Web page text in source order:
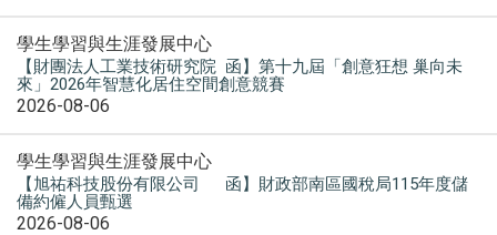
學生學習與生涯發展中心
【財團法人工業技術研究院 函】第十九屆「創意狂想 巢向未
來」2026年智慧化居住空間創意競賽
2026-08-06
學生學習與生涯發展中心
【旭祐科技股份有限公司 函】財政部南區國稅局115年度儲
備約僱人員甄選
2026-08-06